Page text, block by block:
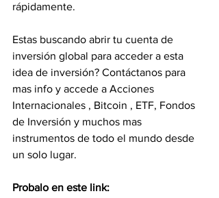
rápidamente.
Estas buscando abrir tu cuenta de
inversión global para acceder a esta
idea de inversión? Contáctanos para
mas info y accede a Acciones
Internacionales , Bitcoin , ETF, Fondos
de Inversión y muchos mas
instrumentos de todo el mundo desde
un solo lugar.
Probalo en este link: